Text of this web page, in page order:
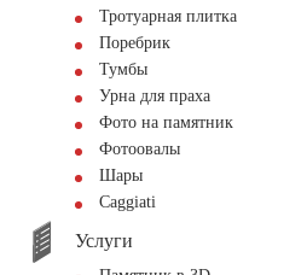
Тротуарная плитка
Поребрик
Тумбы
Урна для праха
Фото на памятник
Фотоовалы
Шары
Сaggiati
Услуги